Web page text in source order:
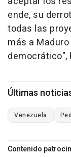
ende, su
todas las
más a
democrático",
Últimas
Venezuela
Contenido